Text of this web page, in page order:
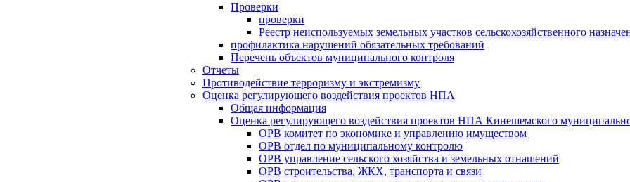
Проверки
проверки
Реестр неиспользуемых земельных участков сельскохозяйственного
профилактика нарушений обязательных требований
Перечень объектов муниципального контроля
Отчеты
Противодействие терроризму и экстремизму
Оценка регулирующего воздействия проектов НПА
Общая информация
Оценка регулирующего воздействия проектов НПА Кинешемского
ОРВ комитет по экономике и управлению имуществом
ОРВ отдел по муниципальному контролю
ОРВ управление сельского хозяйства и земельных отнашений
ОРВ строительства, ЖКХ, транспорта и связи